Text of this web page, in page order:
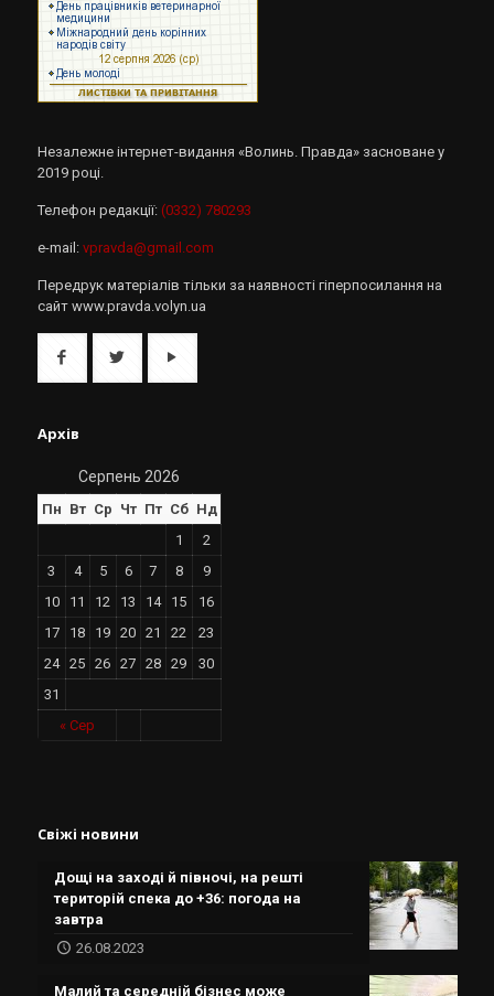
Незалежне інтернет-видання «Волинь. Правда» засноване у
2019 році.
Телефон редакції: (0332) 780293
e-mail: vpravda@gmail.com
Передрук матеріалів тільки за наявності гіперпосилання на
сайт www.pravda.volyn.ua
Архів
Серпень 2026
Пн Вт Ср Чт Пт Сб Нд
« Сер
1
2
3
4 5 6 7 8
9
10
11 12 13 14 15
16
17
18 19 20 21 22
23
24
25 26 27 28 29
30
31
Свіжі новини
Дощі на заході й півночі, на решті
територій спека до +36: погода на
завтра
26.08.2023
Малий та середній бізнес може